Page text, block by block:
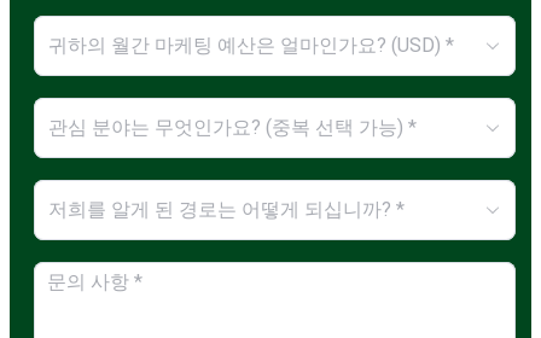
귀하의 월간 마케팅 예산은 얼마인가요? (USD) *
관심 분야는 무엇인가요? (중복 선택 가능) *
저희를 알게 된 경로는 어떻게 되십니까? *